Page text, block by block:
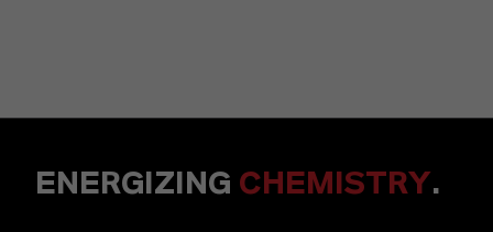
ENERGIZING CHEMISTRY.